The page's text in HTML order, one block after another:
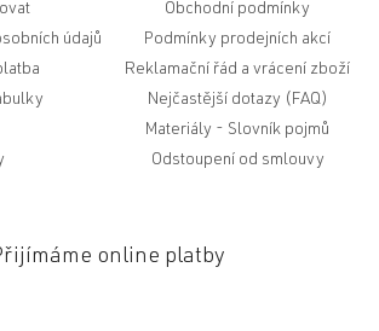
Obchodní podmínky
údajů
Podmínky prodejních akcí
Reklamační řád a vrácení zboží
Nejčastější dotazy (FAQ)
Slovník pojmů
Odstoupení od smlouvy
online platby